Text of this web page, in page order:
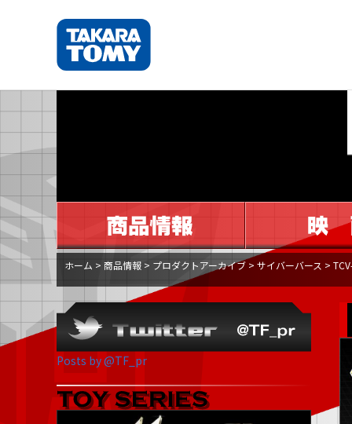
ホーム > 商品情報 > プロダクトアーカイブ > サイバーバース >
Posts by @TF_pr